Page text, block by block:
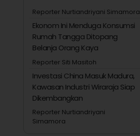
Reporter Nurtiandriyani Simamora
Ekonom Ini Menduga Konsumsi
Rumah Tangga Ditopang
Belanja Orang Kaya
Reporter Siti Masitoh
Investasi China Masuk Madura,
Kawasan Industri Wiraraja Siap
Dikembangkan
Reporter Nurtiandriyani
Simamora